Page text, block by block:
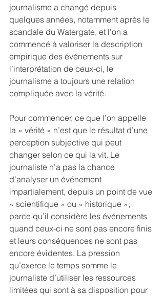
journalisme a changé depuis
quelques années, notamment après le
scandale du Watergate, et l’on a
commencé à valoriser la description
empirique des événements sur
l’interprétation de ceux-ci, le
journalisme a toujours une relation
compliquée avec la vérité.
Pour commencer, ce que l’on appelle
la « vérité » n’est que le résultat d’une
perception subjective qui peut
changer selon ce qui la vit. Le
journaliste n’a pas la chance
d’analyser un événement
impartialement, depuis un point de vue
« scientifique » ou « historique »,
parce qu’il considère les événements
quand ceux-ci ne sont pas encore finis
et leurs conséquences ne sont pas
encore évidentes. La pression
qu’exerce le temps somme le
journaliste d’utiliser les ressources
limitées qui sont à sa disposition pour